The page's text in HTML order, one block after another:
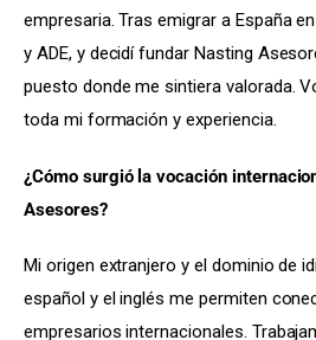
empresaria. Tras emigrar a España
y ADE, y decidí fundar Nasting
puesto donde me sintiera valorada.
toda mi formación y experiencia.
¿Cómo surgió la vocación
Asesores?
Mi origen extranjero y el dominio de
español y el inglés me permiten
empresarios internacionales.